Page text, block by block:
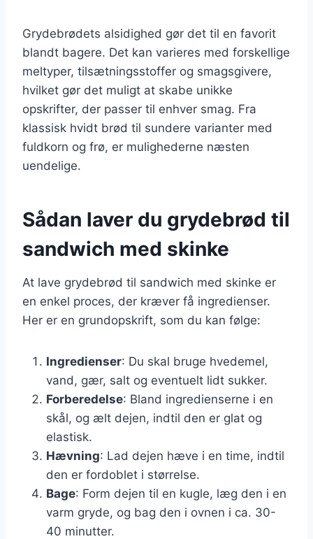
Grydebrødets alsidighed gør det til en favorit
blandt bagere. Det kan varieres med forskellige
meltyper, tilsætningsstoffer og smagsgivere,
hvilket gør det muligt at skabe unikke
opskrifter, der passer til enhver smag. Fra
klassisk hvidt brød til sundere varianter med
fuldkorn og frø, er mulighederne næsten
uendelige.
Sådan laver du grydebrød til
sandwich med skinke
At lave grydebrød til sandwich med skinke er
en enkel proces, der kræver få ingredienser.
Her er en grundopskrift, som du kan følge:
Ingredienser: Du skal bruge hvedemel,
vand, gær, salt og eventuelt lidt sukker.
Forberedelse: Bland ingredienserne i en
skål, og ælt dejen, indtil den er glat og
elastisk.
Hævning: Lad dejen hæve i en time, indtil
den er fordoblet i størrelse.
Bage: Form dejen til en kugle, læg den i en
varm gryde, og bag den i ovnen i ca. 30-
40 minutter.